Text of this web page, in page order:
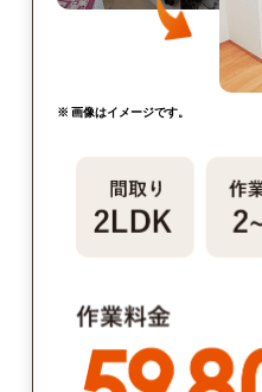
※ 画像はイメージです。